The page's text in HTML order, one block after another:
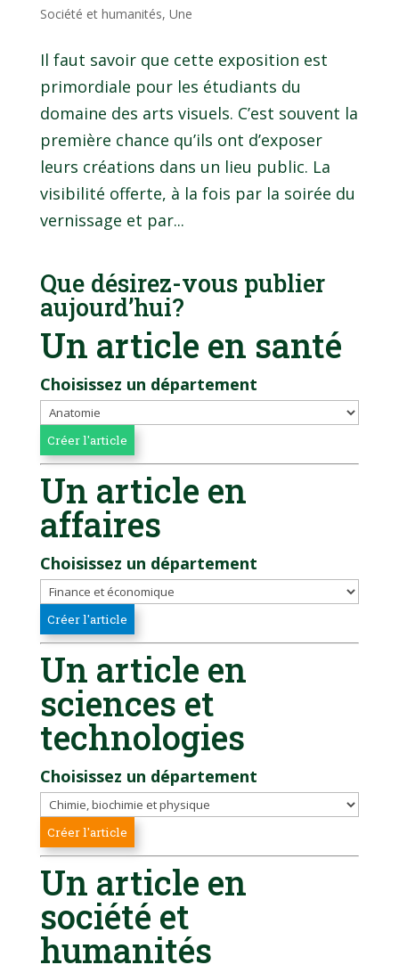
Société et humanités, Une
Il faut savoir que cette exposition est
primordiale pour les étudiants du
domaine des arts visuels. C’est souvent la
première chance qu’ils ont d’exposer
leurs créations dans un lieu public. La
visibilité offerte, à la fois par la soirée du
vernissage et par...
Que désirez-vous publier
aujourd’hui?
Un article en santé
Choisissez un département
Un article en
affaires
Choisissez un département
Un article en
sciences et
technologies
Choisissez un département
Un article en
société et
humanités